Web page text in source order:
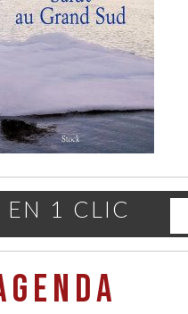
EN 1 CLIC